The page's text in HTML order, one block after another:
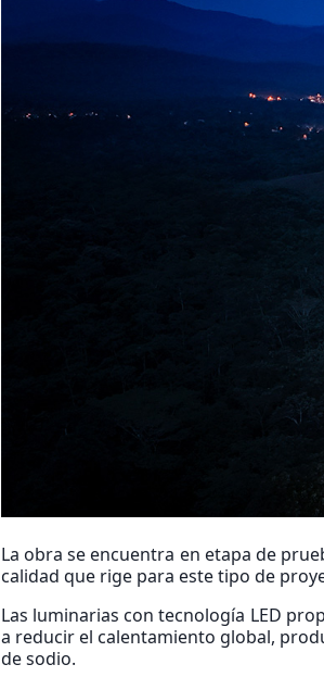
La obra se encuentra en etapa de
calidad que rige para este tipo de
Las luminarias con tecnología LED
a reducir el calentamiento global,
de sodio.